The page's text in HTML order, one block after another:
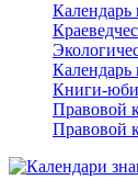
Календарь
Календарь
Книги-
Правовой
Правовой